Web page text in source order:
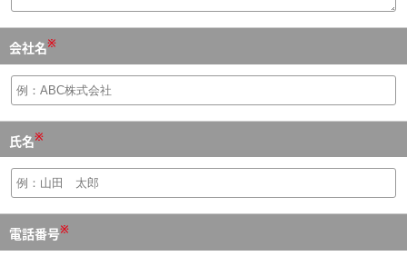
会社名※
氏名※
電話番号※